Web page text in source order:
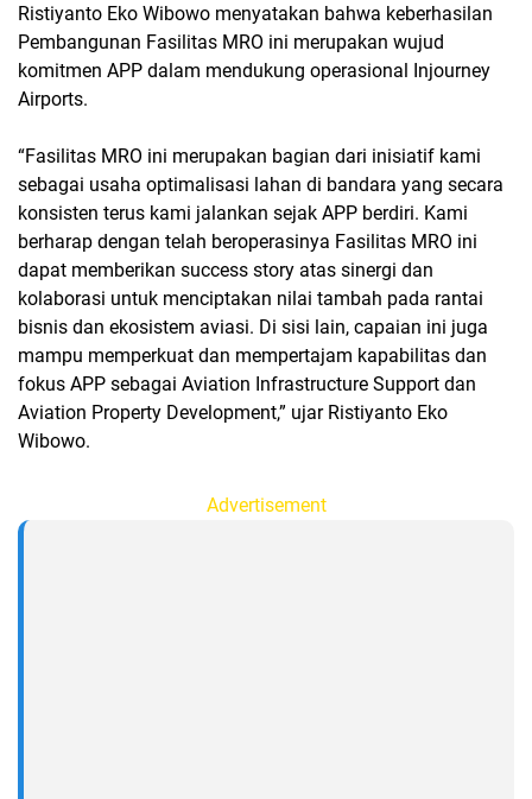
Ristiyanto Eko Wibowo menyatakan bahwa keberhasilan
Pembangunan Fasilitas MRO ini merupakan wujud
komitmen APP dalam mendukung operasional Injourney
Airports.
“Fasilitas MRO ini merupakan bagian dari inisiatif kami
sebagai usaha optimalisasi lahan di bandara yang secara
konsisten terus kami jalankan sejak APP berdiri. Kami
berharap dengan telah beroperasinya Fasilitas MRO ini
dapat memberikan success story atas sinergi dan
kolaborasi untuk menciptakan nilai tambah pada rantai
bisnis dan ekosistem aviasi. Di sisi lain, capaian ini juga
mampu memperkuat dan mempertajam kapabilitas dan
fokus APP sebagai Aviation Infrastructure Support dan
Aviation Property Development,” ujar Ristiyanto Eko
Wibowo.
Advertisement